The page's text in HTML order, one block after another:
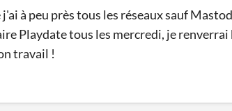
j'ai à peu près tous les réseaux sauf
Playdate tous les mercredi, je
travail !